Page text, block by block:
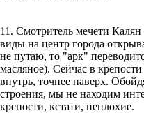
11. Смотритель мечети
виды на центр города
не путаю, то "арк"
масляное). Сейчас в
внутрь, точнее наверх.
строения, мы не находим
крепости, кстати, неплохие.